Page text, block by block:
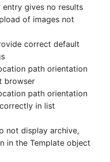
Login
Server)
Logische Netzwerkports
Modell
Stacking
Supernet
Switch
Switch Chassis
gives no results
of images not
correct default
path orientation
browser
path orientation
in list
not display archive,
in the Template object